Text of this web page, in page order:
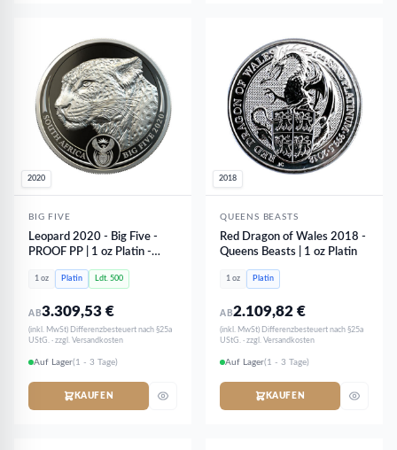
2020
BIG FIVE
Leopard 2020 - Big Five -
PROOF PP | 1 oz Platin -
limitiert
1 oz Platin Ldt. 500
AB3.309,53€
(inkl. MwSt) Differenzbesteuert nach §25a
UStG. · zzgl. Versandkosten
Auf Lager(1 - 3 Tage)
KAUFEN
2018
QUEENS BEASTS
Red Dragon of Wales 2018 -
Queens Beasts | 1 oz Platin
1 oz Platin
AB2.109,82€
(inkl. MwSt) Differenzbesteuert nach §25a
UStG. · zzgl. Versandkosten
Auf Lager(1 - 3 Tage)
KAUFEN